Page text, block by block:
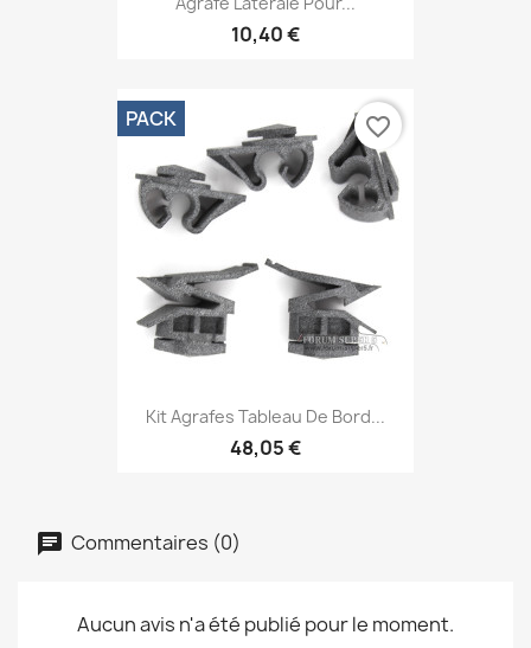
10,40 €
Kit Agrafes Tableau De Bord...
48,05 €
PACK favorite_border
Commentaires (0)
Aucun avis n'a été publié pour le moment.